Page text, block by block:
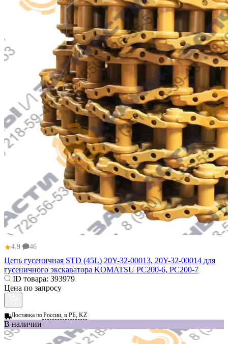
★4.9 46
Цепь гусеничная STD (45L) 20Y-32-00013, 20Y-32-00014 для
гусеничного экскаватора KOMATSU PC200-6, PC200-7
ID товара: 393979
Цена по запросу
Доставка поРоссии, в РБ, KZ
В наличии